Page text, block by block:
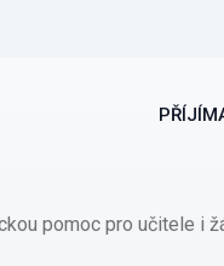
pomoc pro učitele i